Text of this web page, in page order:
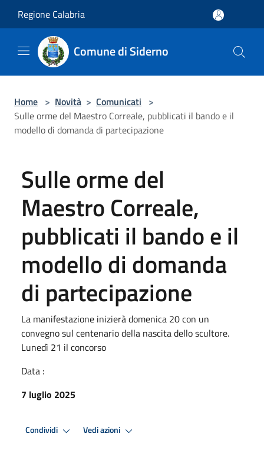
Regione Calabria
Comune di Siderno
Home > Novità > Comunicati >
Sulle orme del Maestro Correale, pubblicati il bando e il
modello di domanda di partecipazione
Sulle orme del
Maestro Correale,
pubblicati il bando e il
modello di domanda
di partecipazione
La manifestazione inizierà domenica 20 con un
convegno sul centenario della nascita dello scultore.
Lunedì 21 il concorso
Data :
7 luglio 2025
Condividi Vedi azioni